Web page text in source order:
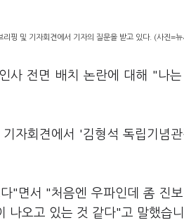
핑 및 기자회견에서 기자의 질문을 받고 있다. (사진=뉴
사 전면 배치 논란에 대해 "나
자회견에서 '김형석 독립기념
"면서 "처음엔 우파인데 좀 진
나오고 있는 것 같다"고 말했습니